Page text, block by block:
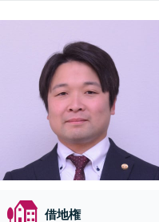
借地権